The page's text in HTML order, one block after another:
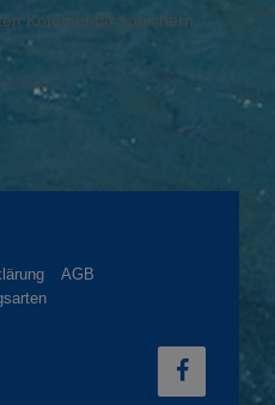
Kommentar speichern.
AGB